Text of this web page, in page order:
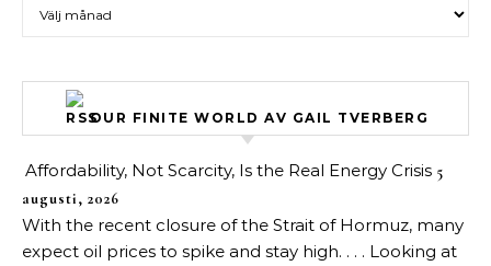
OUR FINITE WORLD AV GAIL TVERBERG
Affordability, Not Scarcity, Is the Real Energy Crisis 5
augusti, 2026
With the recent closure of the Strait of Hormuz, many
expect oil prices to spike and stay high. . . . Looking at